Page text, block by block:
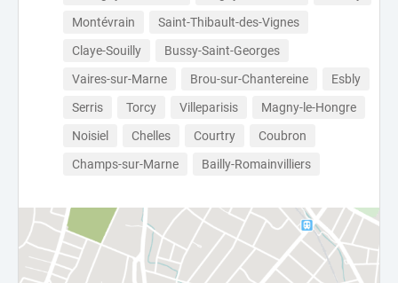
Montévrain
Saint-Thibault-des-Vignes
Claye-Souilly
Bussy-Saint-Georges
Vaires-sur-Marne
Brou-sur-Chantereine
Esbly
Serris
Torcy Villeparisis
Magny-le-Hongre
Noisiel
Chelles Courtry
Coubron
Champs-sur-Marne
Bailly-Romainvilliers